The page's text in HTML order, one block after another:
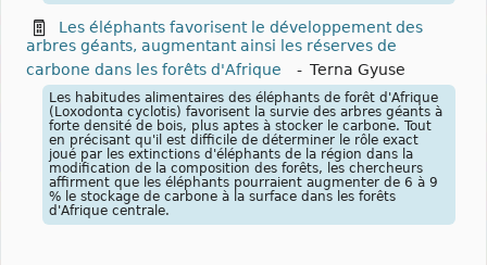
Les éléphants favorisent le développement des
arbres géants, augmentant ainsi les réserves de
carbone dans les forêts d'Afrique
- Terna Gyuse
Les habitudes alimentaires des éléphants de forêt d'Afrique
(Loxodonta cyclotis) favorisent la survie des arbres géants à
forte densité de bois, plus aptes à stocker le carbone. Tout
en précisant qu'il est difficile de déterminer le rôle exact
joué par les extinctions d'éléphants de la région dans la
modification de la composition des forêts, les chercheurs
affirment que les éléphants pourraient augmenter de 6 à 9
% le stockage de carbone à la surface dans les forêts
d'Afrique centrale.